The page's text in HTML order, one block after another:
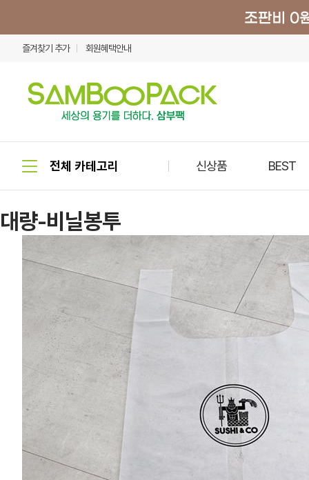
즐겨찾기 추가 회원혜택안내
신상품 BEST
대량-비닐봉투